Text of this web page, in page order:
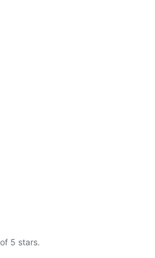
5 stars.